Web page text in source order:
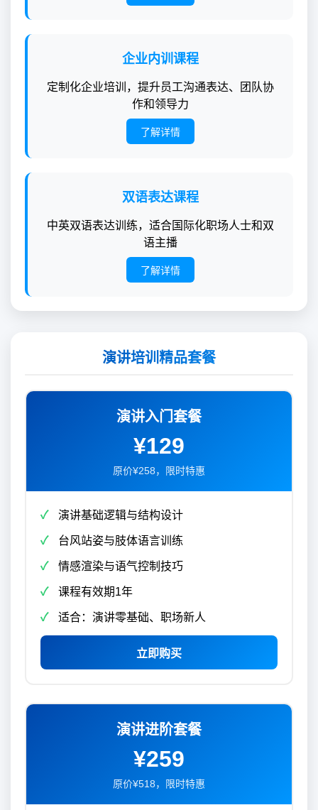
企业内训课程
定制化企业培训，提升员工沟通表达、团队协
作和领导力
了解详情
双语表达课程
中英双语表达训练，适合国际化职场人士和双
语主播
了解详情
演讲培训精品套餐
演讲入门套餐
¥129
原价¥258，限时特惠
演讲基础逻辑与结构设计
台风站姿与肢体语言训练
情感渲染与语气控制技巧
课程有效期1年
适合：演讲零基础、职场新人
立即购买
演讲进阶套餐
¥259
原价¥518，限时特惠